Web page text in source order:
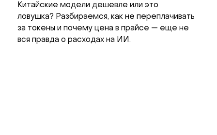
Китайские модели дешевле или это
ловушка? Разбираемся, как не переплачивать
за токены и почему цена в прайсе — еще не
вся правда о расходах на ИИ.